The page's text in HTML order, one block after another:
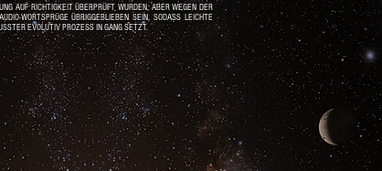
AUF RICHTIGKEIT ÜBERPRÜFT WURDEN, ABER WEGEN DER
WORTSPRÜGE ÜBRIGGEBLIEBEN SEIN, SODASS LEICHTE
EVOLUTIV PROZESS IN GANG SETZT.